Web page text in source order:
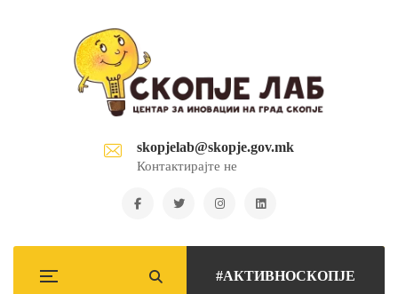
skopjelab@skopje.gov.mk
Контактирајте не
#АКТИВНОСКОПЈЕ